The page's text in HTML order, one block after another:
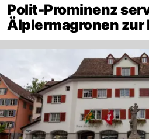
Polit-Prominenz
Älplermagronen zur